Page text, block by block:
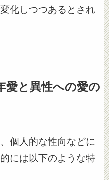
化しつつあるとされ
愛と異性への愛の
個人的な性向などに
には以下のような特